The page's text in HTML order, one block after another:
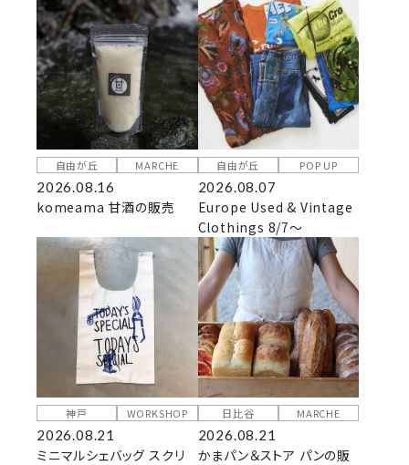
自由が丘 MARCHE
2026.08.16
komeama 甘酒の販売
自由が丘 POP UP
2026.08.07
Europe Used & Vintage
Clothings 8/7～
神戸 WORKSHOP
2026.08.21
ミニマルシェバッグ スクリ
日比谷 MARCHE
2026.08.21
かまパン＆ストア パンの販